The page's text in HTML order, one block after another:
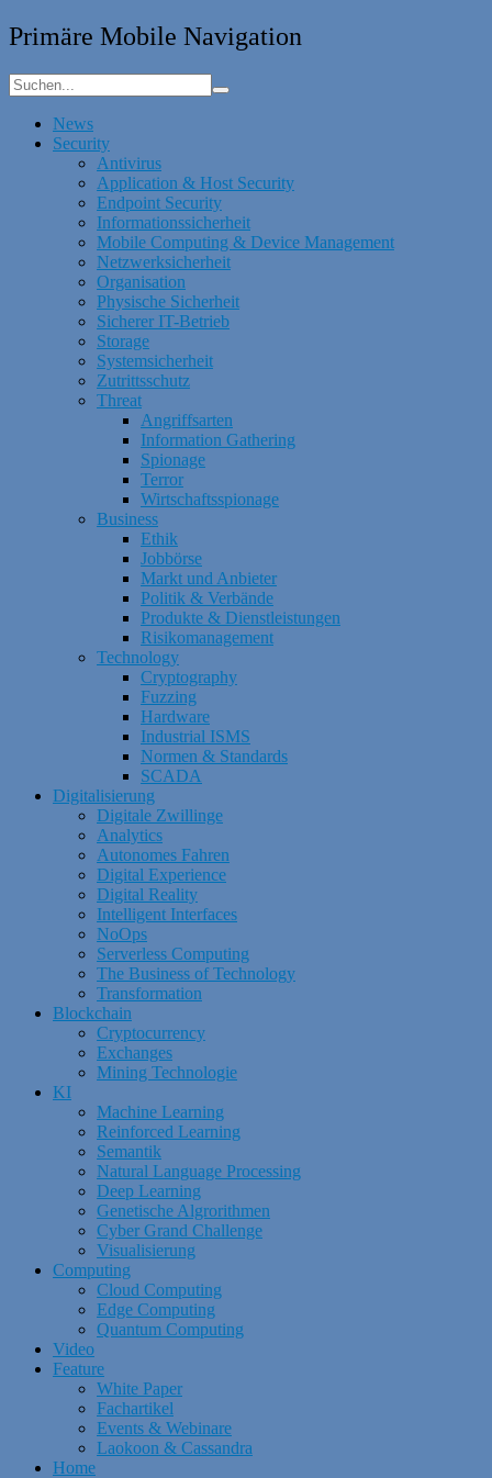
Primäre Mobile Navigation
News
Security
Antivirus
Application & Host Security
Endpoint Security
Informationssicherheit
Mobile Computing & Device Management
Netzwerksicherheit
Organisation
Physische Sicherheit
Sicherer IT-Betrieb
Storage
Systemsicherheit
Zutrittsschutz
Threat
Angriffsarten
Information Gathering
Spionage
Terror
Wirtschaftsspionage
Business
Ethik
Jobbörse
Markt und Anbieter
Politik & Verbände
Produkte & Dienstleistungen
Risikomanagement
Technology
Cryptography
Fuzzing
Hardware
Industrial ISMS
Normen & Standards
SCADA
Digitalisierung
Digitale Zwillinge
Analytics
Autonomes Fahren
Digital Experience
Digital Reality
Intelligent Interfaces
NoOps
Serverless Computing
The Business of Technology
Transformation
Blockchain
Cryptocurrency
Exchanges
Mining Technologie
KI
Machine Learning
Reinforced Learning
Semantik
Natural Language Processing
Deep Learning
Genetische Algrorithmen
Cyber Grand Challenge
Visualisierung
Computing
Cloud Computing
Edge Computing
Quantum Computing
Video
Feature
White Paper
Fachartikel
Events & Webinare
Laokoon & Cassandra
Home